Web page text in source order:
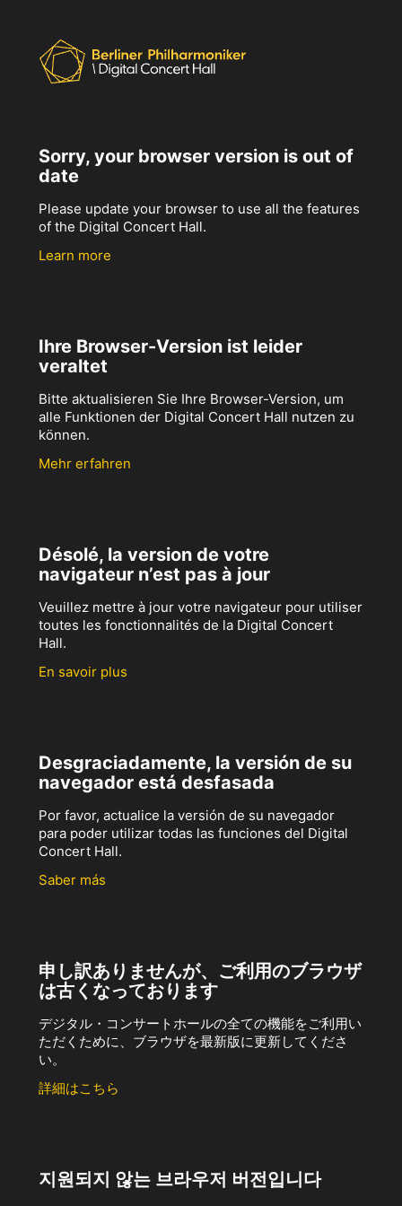
Sorry, your browser version is out of
date
Please update your browser to use all the features
of the Digital Concert Hall.
Learn more
Ihre Browser-Version ist leider
veraltet
Bitte aktualisieren Sie Ihre Browser-Version, um
alle Funktionen der Digital Concert Hall nutzen zu
können.
Mehr erfahren
Désolé, la version de votre
navigateur n’est pas à jour
Veuillez mettre à jour votre navigateur pour utiliser
toutes les fonctionnalités de la Digital Concert
Hall.
En savoir plus
Desgraciadamente, la versión de su
navegador está desfasada
Por favor, actualice la versión de su navegador
para poder utilizar todas las funciones del Digital
Concert Hall.
Saber más
申し訳ありませんが、ご利用のブラウザ
は古くなっております
デジタル・コンサートホールの全ての機能をご利用い
ただくために、ブラウザを最新版に更新してくださ
い。
詳細はこちら
지원되지 않는 브라우저 버전입니다